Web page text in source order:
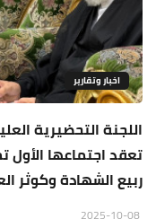
اخبار وتقارير
اللجنة التحضيرية
تعقد اجتماعها
ربيع الشهادة وكوثر